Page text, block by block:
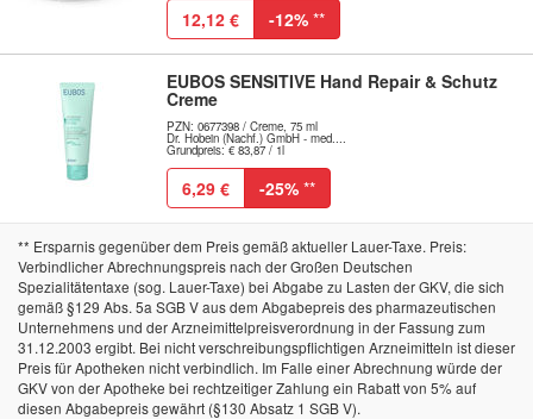
12,12 € -12% **
EUBOS SENSITIVE Hand Repair & Schutz
Creme
PZN: 0677398 / Creme, 75 ml
Dr. Hobein (Nachf.) GmbH - med....
Grundpreis: € 83,87 / 1l
6,29 € -25% **
** Ersparnis gegenüber dem Preis gemäß aktueller Lauer-Taxe. Preis:
Verbindlicher Abrechnungspreis nach der Großen Deutschen
Spezialitätentaxe (sog. Lauer-Taxe) bei Abgabe zu Lasten der GKV, die sich
gemäß §129 Abs. 5a SGB V aus dem Abgabepreis des pharmazeutischen
Unternehmens und der Arzneimittelpreisverordnung in der Fassung zum
31.12.2003 ergibt. Bei nicht verschreibungspflichtigen Arzneimitteln ist dieser
Preis für Apotheken nicht verbindlich. Im Falle einer Abrechnung würde der
GKV von der Apotheke bei rechtzeitiger Zahlung ein Rabatt von 5% auf
diesen Abgabepreis gewährt (§130 Absatz 1 SGB V).